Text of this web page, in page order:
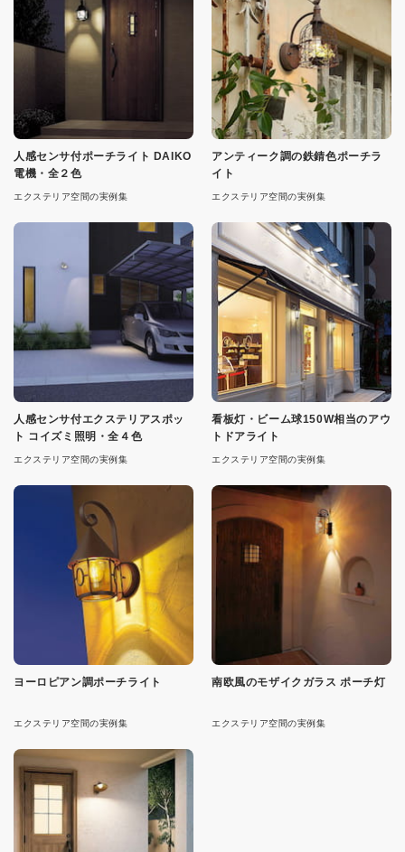
人感センサ付ポーチライト DAIKO
電機・全２色
エクステリア空間の実例集
アンティーク調の鉄錆色ポーチラ
イト
エクステリア空間の実例集
人感センサ付エクステリアスポッ
ト コイズミ照明・全４色
エクステリア空間の実例集
看板灯・ビーム球150W相当のアウ
トドアライト
エクステリア空間の実例集
ヨーロピアン調ポーチライト
エクステリア空間の実例集
南欧風のモザイクガラス ポーチ灯
エクステリア空間の実例集